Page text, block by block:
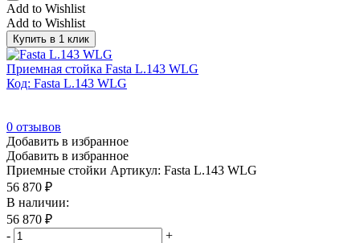
Add to Wishlist
Add to Wishlist
Купить в 1 клик
Приемная стойка Fasta L.143 WLG
Код: Fasta L.143 WLG
0 отзывов
Добавить в избранное
Добавить в избранное
Приемные стойки Артикул: Fasta L.143 WLG
56 870 ₽
В наличии:
56 870 ₽
-
+